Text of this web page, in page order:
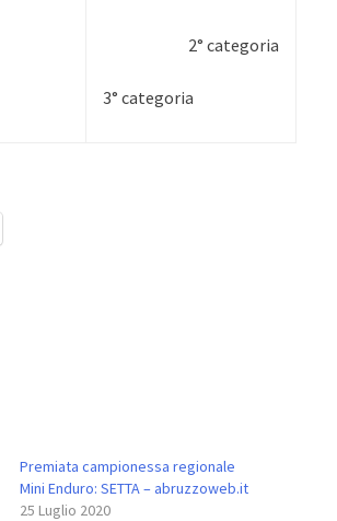
2° categoria
3° categoria
Premiata campionessa regionale
Mini Enduro: SETTA – abruzzoweb.it
25 Luglio 2020